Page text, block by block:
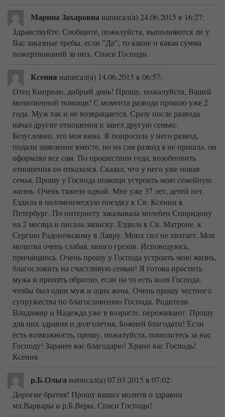
Марина Захаровнанаписал(а) 24.06.2015 в 16:27:
Здравствуйте. Сообщите, пожалуйста, выполняются ли у
Вас заказные требы, если "Да", то какие и какая сумма
пожертвований за них. Спаси Господи.
Ксения написал(а) 14.06.2015 в 06:57:
Отец Киприан, добрый день! Прошу, пожалуйста, Вашей
молитвенной помощи! С момента развода прошло уже 2
года. Муж так и не возвращается. Сразу после развода
начал другие отношения и завел другую семью.
Безусловно, это моя вина. Я попросила у него развод,
подали заявление вместе, но на сам развод я не пришла, он
оформлял все сам. По прошествии года, возобновить
отношения он отказался. Сказал, что у него уже новая
семья. Прошу у Господа помощи устроить мою семейную
жизнь. Очень тяжело одной. Мне уже 37 лет, детей нет.
Ездила в паломническую поездку к Св. Ксении в
Петербург. По интернету заказывала молебен Спиридону
на 2 месяца и писала записку. Ездила к Св. Матроне, к
Сергию Радонежскому в Лавру. Моих сил не хватает. Моя
молитва очень слабая, много грехов. Исповедуюсь,
причащаюсь. Очень прошу у Господа устроить мою жизнь,
благословить на счастливую семью! Я готова простить
мужа и принять обратно, если на то есть воля Господа,
чтобы был один муж и одна жена. Очень прошу честного
супружества по благословению Господа. Родители
Владимир и Надежда уже в возрасте, переживают. Прошу
для них здравия и долголетия, Божией благодати! Если
есть возможность, прошу, пожалуйста, помолитесь за нас
Господу! Заранее вас благодарю! Храни вас Господь!
Ксения
р.Б.Ольганаписал(а) 07.03.2015 в 07:02:
Дорогие братия! Прошу ваших молитв о здравии
мл.Варвары и р.Б.Веры. Спаси Господи!